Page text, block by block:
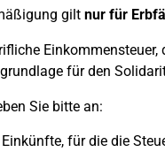
gilt nur für
für den
Sie bitte an:
für die die